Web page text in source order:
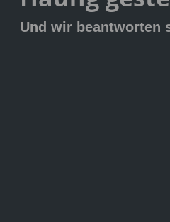
Und wir beantworten